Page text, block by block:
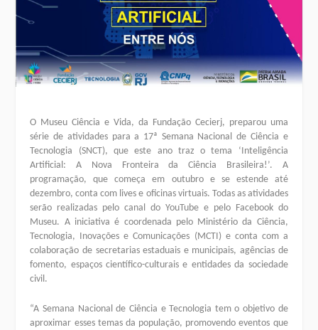
O Museu Ciência e Vida, da Fundação Cecierj, preparou uma
série de atividades para a 17ª Semana Nacional de Ciência e
Tecnologia (SNCT), que este ano traz o tema ‘Inteligência
Artificial: A Nova Fronteira da Ciência Brasileira!’. A
programação, que começa em outubro e se estende até
dezembro, conta com lives e oficinas virtuais. Todas as atividades
serão realizadas pelo canal do YouTube e pelo Facebook do
Museu. A iniciativa é coordenada pelo Ministério da Ciência,
Tecnologia, Inovações e Comunicações (MCTI) e conta com a
colaboração de secretarias estaduais e municipais, agências de
fomento, espaços científico-culturais e entidades da sociedade
civil.
“A Semana Nacional de Ciência e Tecnologia tem o objetivo de
aproximar esses temas da população, promovendo eventos que